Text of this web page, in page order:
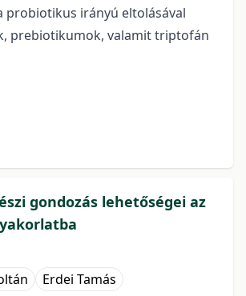
probiotikus irányú eltolásával
prebiotikumok, valamit triptofán
gondozás lehetőségei az
Erdei Tamás